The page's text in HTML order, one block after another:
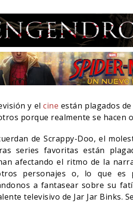
y elcine están plagados
porque realmente se hacen
de Scrappy-Doo, el
series favoritas están
afectando el ritmo de la
personajes o, lo que es
a fantasear sobre su
televisivo de Jar Jar Binks.